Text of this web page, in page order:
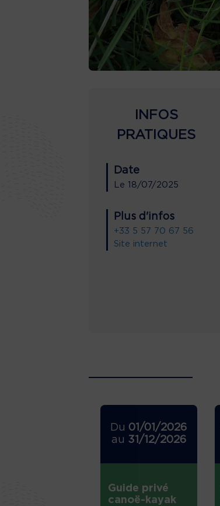
INFOS
PRATIQUES
Date
Le 18/07/2025
Plus d'infos
+33 5 57 70 67 56
Site internet
Du 01/01/2026
au 31/12/2026
Guide privé
canoë-kayak